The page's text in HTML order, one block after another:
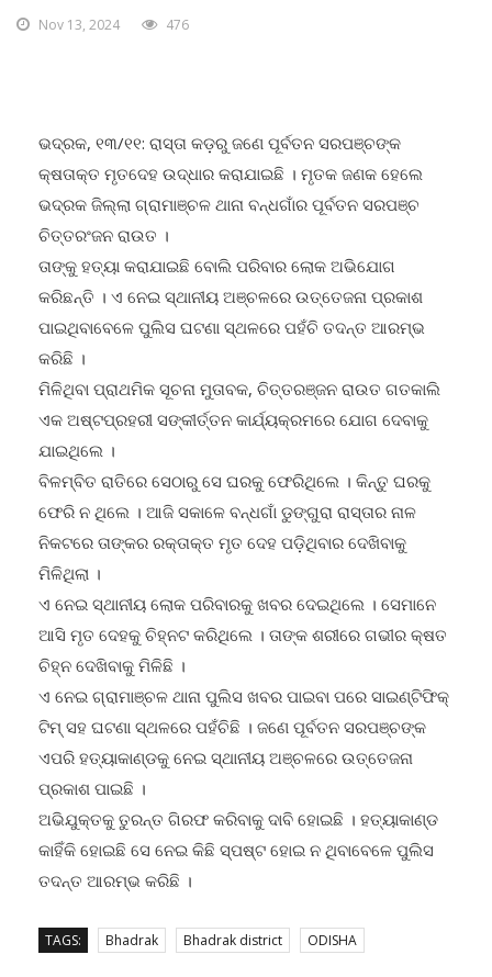
Nov 13, 2024 476
ଭଦ୍ରକ, ୧୩/୧୧: ରାସ୍ତା କଡ଼ରୁ ଜଣେ ପୂର୍ବତନ ସରପଞ୍ଚଙ୍କ
କ୍ଷତାକ୍ତ ମୃତଦେହ ଉଦ୍ଧାର କରାଯାଇଛି । ମୃତକ ଜଣକ ହେଲେ
ଭଦ୍ରକ ଜିଲ୍ଲା ଗ୍ରାମାଞ୍ଚଳ ଥାନା ବନ୍ଧଗାଁର ପୂର୍ବତନ ସରପଞ୍ଚ
ଚିତ୍ତରଂଜନ ରାଉତ ।
ତାଙ୍କୁ ହତ୍ୟା କରାଯାଇଛି ବୋଲି ପରିବାର ଲୋକ ଅଭିଯୋଗ
କରିଛନ୍ତି । ଏ ନେଇ ସ୍ଥାନୀୟ ଅଞ୍ଚଳରେ ଉତ୍ତେଜନା ପ୍ରକାଶ
ପାଇଥିବାବେଳେ ପୁଲିସ ଘଟଣା ସ୍ଥଳରେ ପହଁଚି ତଦନ୍ତ ଆରମ୍ଭ
କରିଛି ।
ମିଳିଥିବା ପ୍ରାଥମିକ ସୂଚନା ମୁତାବକ, ଚିତ୍ତରଞ୍ଜନ ରାଉତ ଗତକାଲି
ଏକ ଅଷ୍ଟପ୍ରହରୀ ସଙ୍କୀର୍ତ୍ତନ କାର୍ଯ୍ୟକ୍ରମରେ ଯୋଗ ଦେବାକୁ
ଯାଇଥିଲେ ।
ବିଳମ୍ବିତ ରାତିରେ ସେଠାରୁ ସେ ଘରକୁ ଫେରିଥିଲେ । କିନ୍ତୁ ଘରକୁ
ଫେରି ନ ଥିଲେ । ଆଜି ସକାଳେ ବନ୍ଧଗାଁ ଡୁଙ୍ଗୁରା ରାସ୍ତାର ନାଳ
ନିକଟରେ ତାଙ୍କର ରକ୍ତାକ୍ତ ମୃତ ଦେହ ପଡ଼ିଥିବାର ଦେଖିବାକୁ
ମିଳିଥିଲା ।
ଏ ନେଇ ସ୍ଥାନୀୟ ଲୋକ ପରିବାରକୁ ଖବର ଦେଇଥିଲେ । ସେମାନେ
ଆସି ମୃତ ଦେହକୁ ଚିହ୍ନଟ କରିଥିଲେ । ତାଙ୍କ ଶରୀରେ ଗଭୀର କ୍ଷତ
ଚିହ୍ନ ଦେଖିବାକୁ ମିଳିଛି ।
ଏ ନେଇ ଗ୍ରାମାଞ୍ଚଳ ଥାନା ପୁଲିସ ଖବର ପାଇବା ପରେ ସାଇଣ୍ଟିଫିକ୍
ଟିମ୍ ସହ ଘଟଣା ସ୍ଥଳରେ ପହଁଚିଛି । ଜଣେ ପୂର୍ବତନ ସରପଞ୍ଚଙ୍କ
ଏପରି ହତ୍ୟାକାଣ୍ଡକୁ ନେଇ ସ୍ଥାନୀୟ ଅଞ୍ଚଳରେ ଉତ୍ତେଜନା
ପ୍ରକାଶ ପାଇଛି ।
ଅଭିଯୁକ୍ତକୁ ତୁରନ୍ତ ଗିରଫ କରିବାକୁ ଦାବି ହୋଇଛି । ହତ୍ୟାକାଣ୍ଡ
କାହିଁକି ହୋଇଛି ସେ ନେଇ କିଛି ସ୍ପଷ୍ଟ ହୋଇ ନ ଥିବାବେଳେ ପୁଲିସ
ତଦନ୍ତ ଆରମ୍ଭ କରିଛି ।
TAGS: Bhadrak Bhadrak district ODISHA